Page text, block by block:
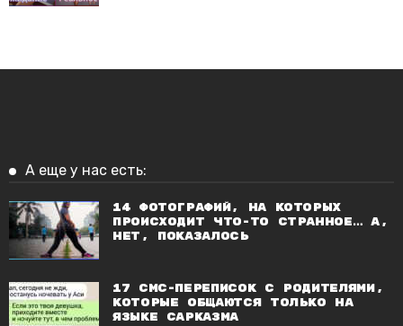
А еще у нас есть:
14 фотографий, на которых
происходит что-то странное… а,
нет, показалось
17 СМС-переписок с родителями,
которые общаются только на
языке сарказма